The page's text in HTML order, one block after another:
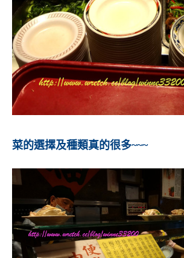
菜的選擇及種類真的很多~~~